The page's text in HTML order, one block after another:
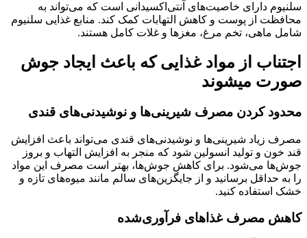
سلنیوم دارای خاصیت‌های آنتی‌اکسیدانی است که می‌تواند به
محافظت از پوست و کاهش التهابات کمک کند. منابع غذایی سلنیوم
شامل ماهی، تخم مرغ، مغزها و غلات کامل هستند.
اجتناب از مواد غذایی که باعث ایجاد جوش
صورت میشوند
محدود کردن مصرف شیرینی‌ها و نوشیدنی‌های قندی
مصرف زیاد شیرینی‌ها و نوشیدنی‌های قندی می‌تواند باعث افزایش
قند خون و تولید انسولین شود که منجر به افزایش التهاب و بروز
جوش‌ها می‌شود. برای کاهش جوش‌ها، بهتر است مصرف این مواد
را به حداقل برسانید و از جایگزین‌های سالم مانند میوه‌های تازه و
خشک استفاده کنید.
کاهش مصرف غذاهای فرآوری‌شده